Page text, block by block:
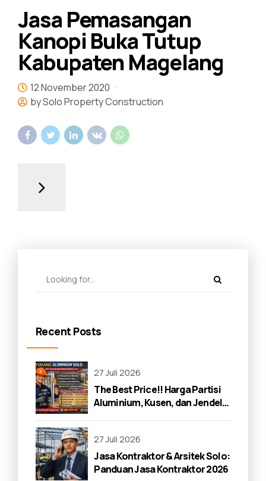
Jasa Pemasangan
Kanopi Buka Tutup
Kabupaten Magelang
12 November 2020
by Solo Property Construction
Recent Posts
27 Juli 2026
The Best Price!! Harga Partisi
Aluminium, Kusen, dan Jendela
27 Juli 2026
Jasa Kontraktor & Arsitek Solo:
Panduan Jasa Kontraktor 2026